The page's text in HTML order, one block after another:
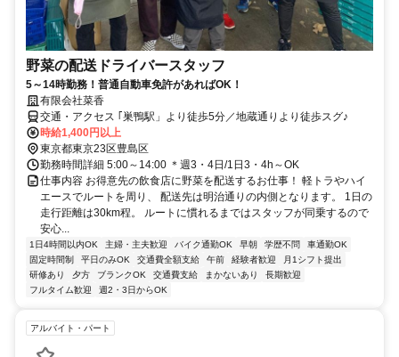
野菜の配送ドライバースタッフ
5～14時勤務！普通自動車免許があればOK！
有限会社菜香
交通・アクセス ｢巣鴨駅」より徒歩5分／地蔵通りより徒歩スグ♪
時給1,400円以上
東京都東京23区豊島区
勤務時間詳細 5:00～14:00 ＊週3・4日/1日3・4h～OK
仕事内容 お得意先の飲食店に野菜を配送するお仕事！ 軽トラやハイ
エースでルートを周り、 配送先は明治通りの内側となります。 1日の
走行距離は30km程。 ルートに慣れるまではスタッフが同乗するので
安心...
1日4時間以内OK 主婦・主夫歓迎 バイク通勤OK 早朝 学歴不問
車通勤OK
固定時間制
平日のみOK 交通費全額支給 午前 経験者歓迎
月1シフト提出
研修あり
夕方 ブランクOK 交通費支給 まかないあり
長期歓迎
フルタイム歓迎
週2・3日からOK
アルバイト・パート